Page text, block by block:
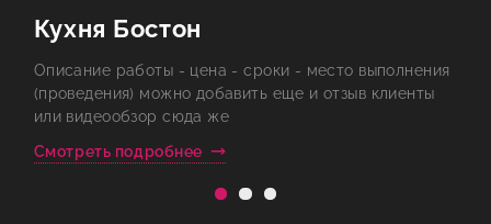
Кухня Бостон
Описание работы - цена - сроки - место выполнения
(проведения) можно добавить еще и отзыв клиенты
или видеообзор сюда же
Смотреть подробнее